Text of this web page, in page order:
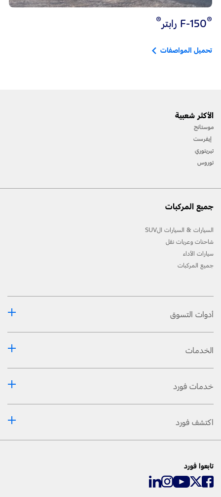
®F-150 رابتر ®
تحميل المواصفات
الأكثر شعبية
موستانج
إيفرست
تيريتوري
توروس
جميع المركبات
السيارات & السيارات الSUV
شاحنات وعربات نقل
سيارات الأداء
جميع المركبات
أدوات التسوق
الخدمات
خدمات فورد
اكتشف فورد
تابعوا فورد